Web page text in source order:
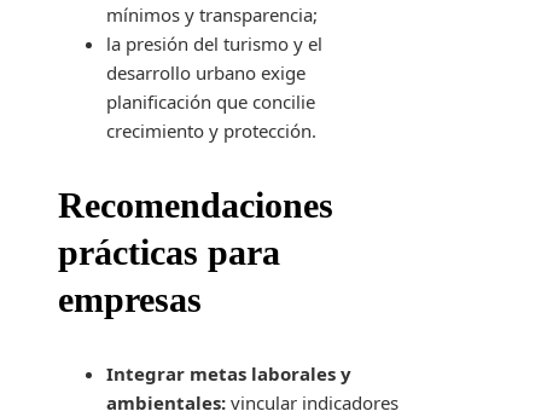
mínimos y transparencia;
la presión del turismo y el
desarrollo urbano exige
planificación que concilie
crecimiento y protección.
Recomendaciones
prácticas para
empresas
Integrar metas laborales y
ambientales: vincular indicadores